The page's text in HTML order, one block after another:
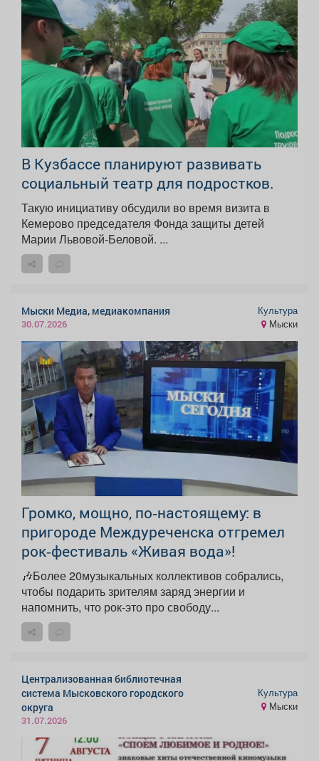
В Кузбассе планируют развивать
социальный театр для подростков.
Такую инициативу обсудили во время визита в
Кемерово председателя Фонда защиты детей
Марии Львовой-Беловой. ...
Мыски Медиа, медиакомпания
30.07.2026
Культура
Мыски
Громко, мощно, по‑настоящему: в
пригороде Междуреченска отгремел
рок‑фестиваль «Живая вода»!
🎶Более 20музыкальных коллективов собрались,
чтобы подарить зрителям заряд энергии и
напомнить, что рок-это про свободу...
Централизованная библиотечная
система Мысковского городского
округа
31.07.2026
Культура
Мыски